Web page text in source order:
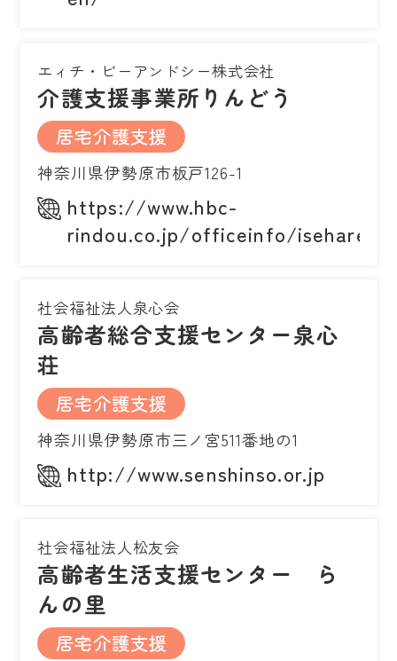
エィチ・ビーアンドシー株式会社
介護支援事業所りんどう
居宅介護支援
神奈川県伊勢原市板戸126-1
https://www.hbc-
rindou.co.jp/officeinfo/isehare/
社会福祉法人泉心会
高齢者総合支援センター泉心
荘
居宅介護支援
神奈川県伊勢原市三ノ宮511番地の1
http://www.senshinso.or.jp
社会福祉法人松友会
高齢者生活支援センター ら
んの里
居宅介護支援